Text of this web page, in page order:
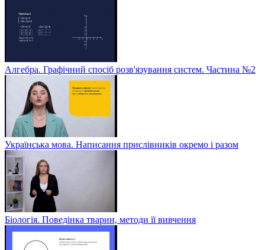
Алгебра. Графічний спосіб розв'язування систем. Частина №2
Українська мова. Написання прислівників окремо і разом
Біологія. Поведінка тварин, методи її вивчення